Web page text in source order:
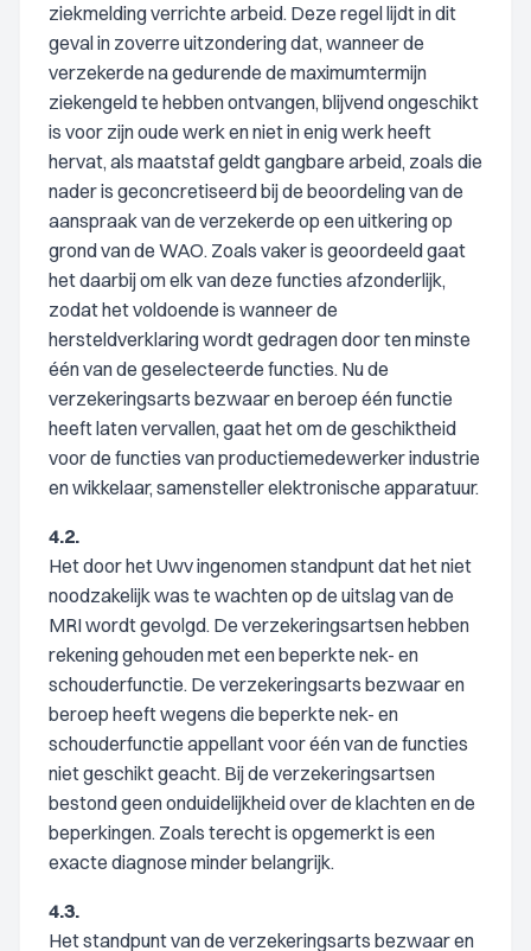
ziekmelding verrichte arbeid. Deze regel lijdt in dit
geval in zoverre uitzondering dat, wanneer de
verzekerde na gedurende de maximumtermijn
ziekengeld te hebben ontvangen, blijvend ongeschikt
is voor zijn oude werk en niet in enig werk heeft
hervat, als maatstaf geldt gangbare arbeid, zoals die
nader is geconcretiseerd bij de beoordeling van de
aanspraak van de verzekerde op een uitkering op
grond van de WAO. Zoals vaker is geoordeeld gaat
het daarbij om elk van deze functies afzonderlijk,
zodat het voldoende is wanneer de
hersteldverklaring wordt gedragen door ten minste
één van de geselecteerde functies. Nu de
verzekeringsarts bezwaar en beroep één functie
heeft laten vervallen, gaat het om de geschiktheid
voor de functies van productiemedewerker industrie
en wikkelaar, samensteller elektronische apparatuur.
4.2.
Het door het Uwv ingenomen standpunt dat het niet
noodzakelijk was te wachten op de uitslag van de
MRI wordt gevolgd. De verzekeringsartsen hebben
rekening gehouden met een beperkte nek- en
schouderfunctie. De verzekeringsarts bezwaar en
beroep heeft wegens die beperkte nek- en
schouderfunctie appellant voor één van de functies
niet geschikt geacht. Bij de verzekeringsartsen
bestond geen onduidelijkheid over de klachten en de
beperkingen. Zoals terecht is opgemerkt is een
exacte diagnose minder belangrijk.
4.3.
Het standpunt van de verzekeringsarts bezwaar en